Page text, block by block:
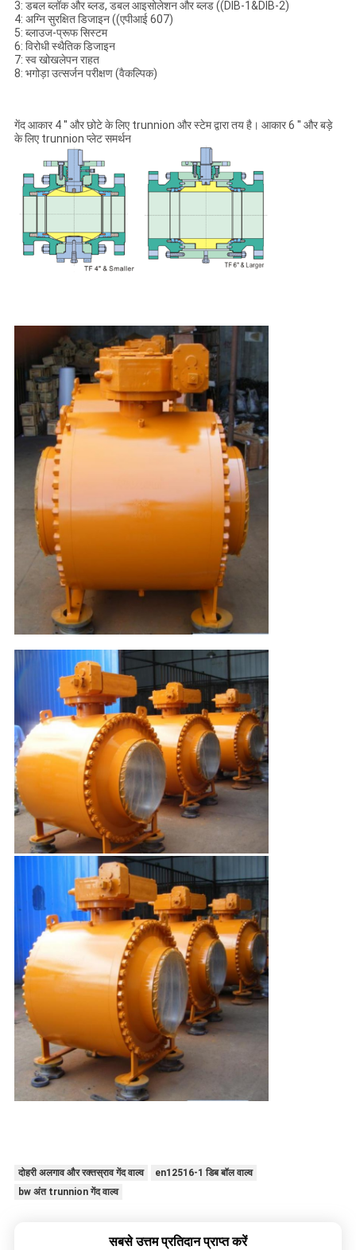
3: डबल ब्लॉक और ब्लड, डबल आइसोलेशन और ब्लड ((DIB-1&DIB-2)
4: अग्नि सुरक्षित डिजाइन ((एपीआई 607)
5: ब्लाउज-प्रूफ सिस्टम
6: विरोधी स्थैतिक डिजाइन
7: स्व खोखलेपन राहत
8: भगोड़ा उत्सर्जन परीक्षण (वैकल्पिक)
गेंद आकार 4 ′′ और छोटे के लिए trunnion और स्टेम द्वारा तय है। आकार 6 ′′ और बड़े
के लिए trunnion प्लेट समर्थन
दोहरी अलगाव और रक्तस्राव गेंद वाल्व
en12516-1 डिब बॉल वाल्व
bw अंत trunnion गेंद वाल्व
सबसे उत्तम प्रतिदान प्राप्त करें